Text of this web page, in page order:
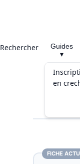
Rechercher
Guides
▾
en
FICHE